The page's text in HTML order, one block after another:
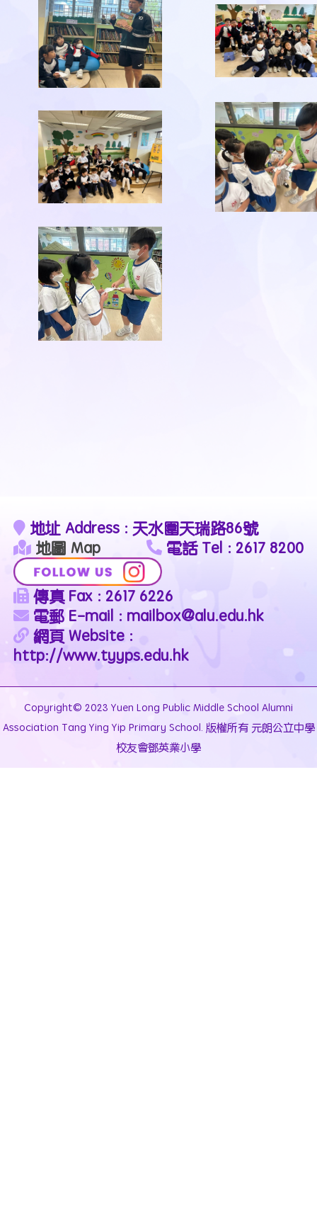
地址 Address : 天水圍天瑞路86號
地圖 Map
電話 Tel : 2617 8200
傳真 Fax : 2617 6226
電郵 E-mail : mailbox@alu.edu.hk
網頁 Website :
http://www.tyyps.edu.hk
Copyright© 2023 Yuen Long Public Middle School Alumni
Association Tang Ying Yip Primary School. 版權所有 元朗公立中學
校友會鄧英業小學